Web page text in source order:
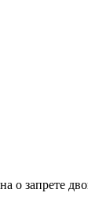
о запрете